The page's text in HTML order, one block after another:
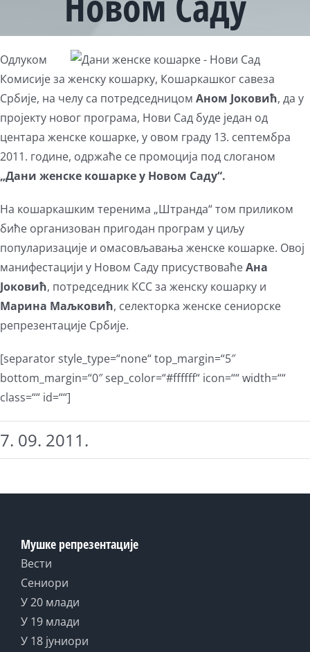
Одлуком
Комисије за женску кошарку, Кошаркашког савеза
Србије, на челу са потредседницом Аном Јоковић, да у
пројекту новог програма, Нови Сад буде један од
центара женске кошарке, у овом граду 13. септембра
2011. године, одржаће се промоција под слоганом
„Дани женске кошарке у Новом Саду“.
На кошаркашким теренима „Штранда“ том приликом
биће организован пригодан програм у циљу
популаризације и омасовљавања женске кошарке. Овој
манифестацији у Новом Саду присуствоваћеАна
Јоковић, потредседник КСС за женску кошарку и
Марина Маљковић, селекторка женске сениорске
репрезентације Србије.
[separator style_type=“none“ top_margin=“5″
bottom_margin=“0″ sep_color=“#ffffff“ icon=““ width=““
class=““ id=““]
7. 09. 2011.
Мушке репрезентације
Вести
Сениори
У 20 млади
У 19 млади
У 18 јуниори